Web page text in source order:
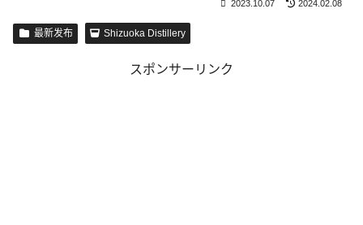
2023.10.07 2024.02.08
最新发布 Shizuoka Distillery
スポンサーリンク